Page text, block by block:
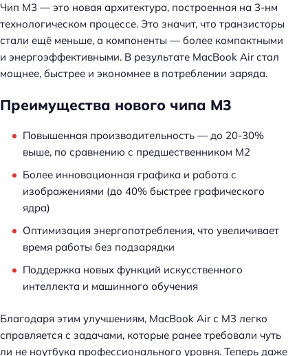
Чип M3 — это новая архитектура, построенная на 3-нм
технологическом процессе. Это значит, что транзисторы
стали ещё меньше, а компоненты — более компактными
и энергоэффективными. В результате MacBook Air стал
мощнее, быстрее и экономнее в потреблении заряда.
Преимущества нового чипа M3
Повышенная производительность — до 20-30%
выше, по сравнению с предшественником M2
Более инновационная графика и работа с
изображениями (до 40% быстрее графического
ядра)
Оптимизация энергопотребления, что увеличивает
время работы без подзарядки
Поддержка новых функций искусственного
интеллекта и машинного обучения
Благодаря этим улучшениям, MacBook Air с M3 легко
справляется с задачами, которые ранее требовали чуть
ли не ноутбука профессионального уровня. Теперь даже